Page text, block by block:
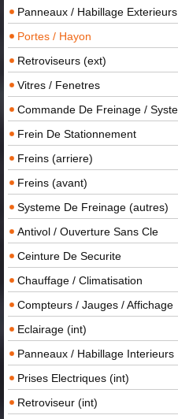
Panneaux / Habillage Exterieurs
Portes / Hayon
Retroviseurs (ext)
Vitres / Fenetres
Commande De Freinage /
Frein De Stationnement
Freins (arriere)
Freins (avant)
Systeme De Freinage (autres)
Antivol / Ouverture Sans Cle
Ceinture De Securite
Chauffage / Climatisation
Compteurs / Jauges / Affichage
Eclairage (int)
Panneaux / Habillage Interieurs
Prises Electriques (int)
Retroviseur (int)